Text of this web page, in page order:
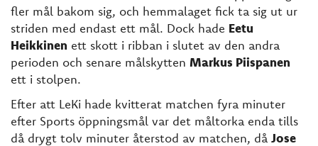
fler mål bakom sig, och hemmalaget fick ta sig ut ur
striden med endast ett mål. Dock hade Eetu
Heikkinen ett skott i ribban i slutet av den andra
perioden och senare målskytten Markus Piispanen
ett i stolpen.
Efter att LeKi hade kvitterat matchen fyra minuter
efter Sports öppningsmål var det måltorka enda tills
då drygt tolv minuter återstod av matchen, då Jose